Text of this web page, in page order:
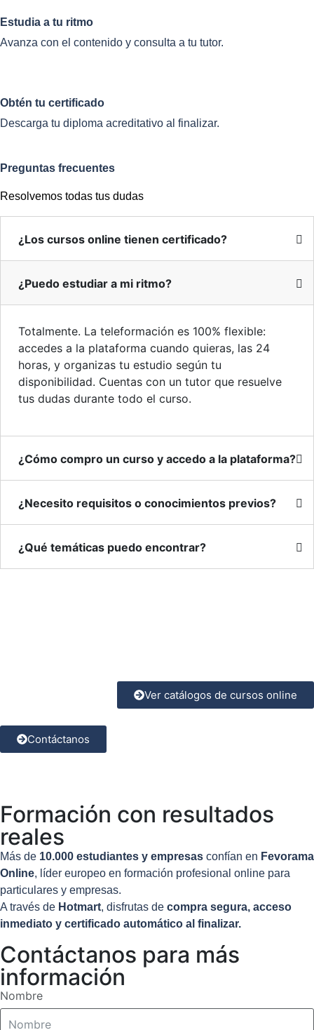
Estudia a tu ritmo
Avanza con el contenido y consulta a tu tutor.
Obtén tu certificado
Descarga tu diploma acreditativo al finalizar.
Preguntas frecuentes
Resolvemos todas tus dudas
¿Los cursos online tienen certificado?
¿Puedo estudiar a mi ritmo?
Totalmente. La teleformación es 100% flexible:
accedes a la plataforma cuando quieras, las 24
horas, y organizas tu estudio según tu
disponibilidad. Cuentas con un tutor que resuelve
tus dudas durante todo el curso.
¿Cómo compro un curso y accedo a la plataforma?
¿Necesito requisitos o conocimientos previos?
¿Qué temáticas puedo encontrar?
Ver catálogos de cursos online
Contáctanos
Formación con resultados
reales
Más de 10.000 estudiantes y empresas confían en Fevorama
Online, líder europeo en formación profesional online para
particulares y empresas.
A través de Hotmart, disfrutas de compra segura, acceso
inmediato y certificado automático al finalizar.
Contáctanos para más
información
Nombre